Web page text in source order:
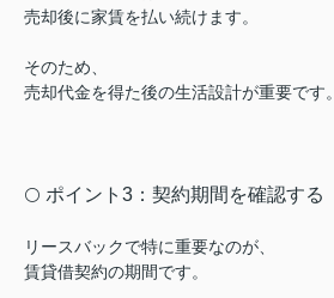
売却後に家賃を払い続けます。
そのため、
売却代金を得た後の生活設計が重要です。
⚪️ ポイント3：契約期間を確認する
リースバックで特に重要なのが、
賃貸借契約の期間です。